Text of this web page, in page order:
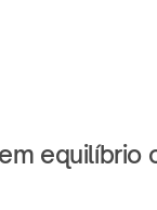
equilíbrio